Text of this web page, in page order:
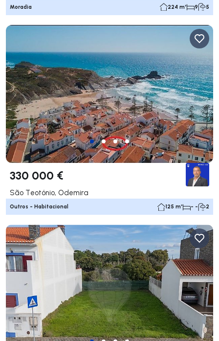
Moradia 224 m² 9 5
330 000 €
São Teotónio, Odemira
Outros - Habitacional 125 m² - - 2